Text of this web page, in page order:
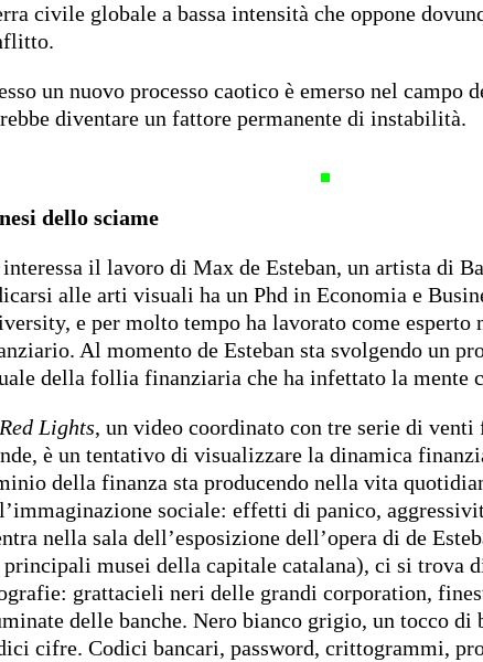
civile globale a bassa intensità che oppone
un nuovo processo caotico è emerso nel campo
diventare un fattore permanente di instabilità.
dello sciame
il lavoro di Max de Esteban, un artista di
alle arti visuali ha un Phd in Economia e
e per molto tempo ha lavorato come esperto
Al momento de Esteban sta svolgendo un
della follia finanziaria che ha infettato la mente
Lights, un video coordinato con tre serie di venti
è un tentativo di visualizzare la dinamica
della finanza sta producendo nella vita
sociale: effetti di panico,
nella sala dell’esposizione dell’opera di de
principali musei della capitale catalana), ci si trova
grattacieli neri delle grandi corporation,
delle banche. Nero bianco grigio, un tocco di
cifre. Codici bancari, password, crittogrammi,